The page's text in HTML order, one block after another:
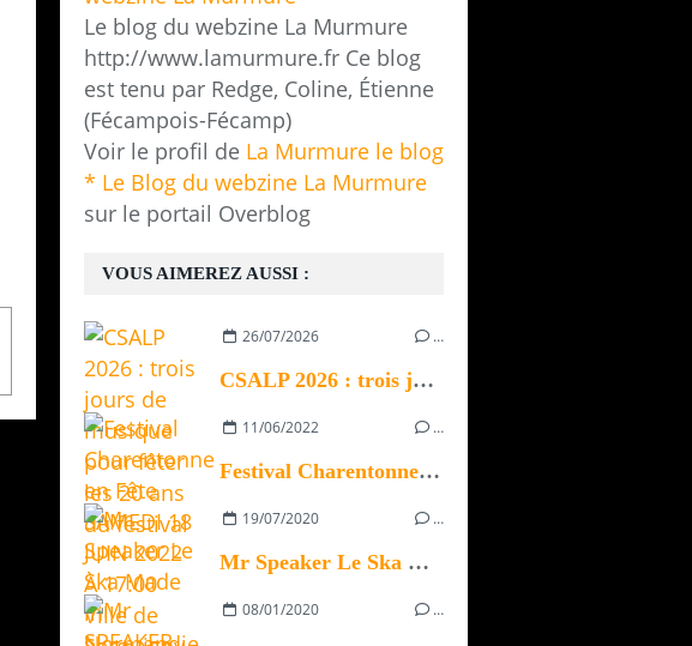
Le blog du webzine La Murmure
http://www.lamurmure.fr Ce blog
est tenu par Redge, Coline, Étienne
(Fécampois-Fécamp)
Voir le profil de La Murmure le blog
* Le Blog du webzine La Murmure
sur le portail Overblog
VOUS AIMEREZ AUSSI :
26/07/2026 …
CSALP 2026 : trois jours de musique pour fêter les 20 ans du festival
11/06/2022 …
Festival Charentonne en Fête SAMEDI 18 JUIN 2022 À 17:00 Ville de Serquigny
19/07/2020 …
Mr Speaker Le Ska Made in Normandie juillet 2020
08/01/2020 …